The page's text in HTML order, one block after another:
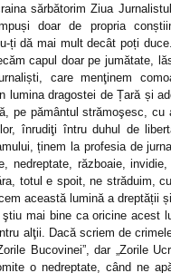
sărbătorim Ziua
doar de propria
ți dă mai mult decât poți
capul doar pe jumătate,
care menţinem
lumina dragostei de Țară și
pe pământul strămoşesc,
înrudiţi întru duhul de
ținem la profesia de
nedreptate, războaie,
totul e spoit, ne străduim,
această lumină a dreptății
mai bine ca oricine acest
alţii. Dacă scriem de
Bucovinei”, dar „Zorile
o nedreptate, când ne